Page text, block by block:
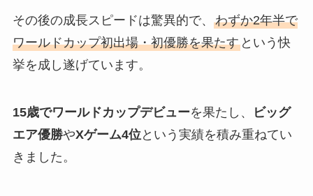
その後の成長スピードは驚異的で、 わずか2年半で
ワールドカップ初出場・初優勝を果たすという快
挙を成し遂げています。
15歳でワールドカップデビューを果たし、
ビッグ
エア優勝やXゲーム4位 という実績を積み重ねてい
きました。